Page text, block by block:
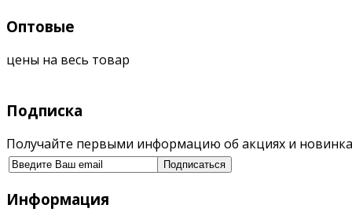
Оптовые
цены на весь товар
Подписка
Получайте первыми информацию об акциях и
Информация